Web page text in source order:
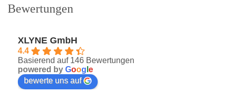
Bewertungen
XLYNE GmbH
4.4
Basierend auf 146 Bewertungen
powered by Goog e
bewerte uns auf